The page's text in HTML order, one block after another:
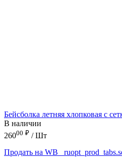
Бейсболка летняя хлопковая с
В наличии
26000 ₽ / Шт
Продать на WB